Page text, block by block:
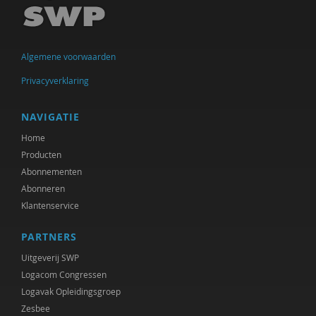
Alain Caillé e.v.a
William E. Connolly
Christine Cuomo
Bram De Jonge
Michiel de Ronde
Marcel de Rooij
Martin Drenthen
Joachim Duyndam
Didier Fassin
Aetzel Griffioen
Algemene voorwaarden
Privacyverklaring
NAVIGATIE
Home
Producten
Abonnementen
Abonneren
Klantenservice
PARTNERS
Uitgeverij SWP
Logacom Congressen
Logavak Opleidingsgroep
Zesbee